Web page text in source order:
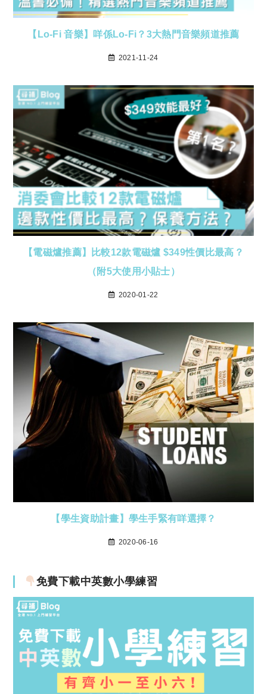
【Lo-Fi 音樂】咩係Lo-Fi？3大熱門音樂頻道推薦
2021-11-24
【電磁爐推薦】比較12款電磁爐 $349性價比最高？
（附5大使用小貼士）
2020-01-22
【學生資助計畫】學生手緊有咩選擇？
2020-06-16
免費下載中英數小學練習